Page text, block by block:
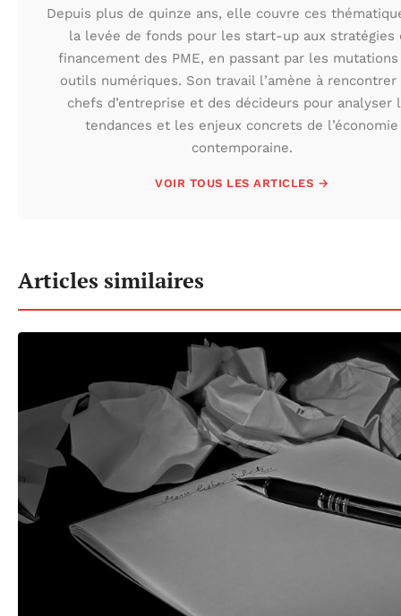
Depuis plus de quinze ans, elle couvre ces
la levée de fonds pour les start-up aux stratégies
financement des PME, en passant par les mutations
outils numériques. Son travail l’amène à rencontrer
chefs d’entreprise et des décideurs pour analyser
tendances et les enjeux concrets de l’économie
contemporaine.
VOIR TOUS LES ARTICLES →
Articles similaires